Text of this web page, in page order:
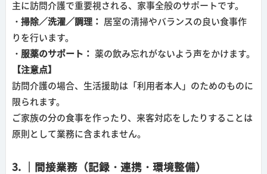
主に訪問介護で重要視される、家事全般のサポートです。
・掃除／洗濯／調理：
居室の清掃やバランスの良い食事作
りを行います。
・服薬のサポート：
薬の飲み忘れがないよう声をかけます。
【注意点】
訪問介護の場合、生活援助は「利用者本人」のためのものに
限られます。
ご家族の分の食事を作ったり、来客対応をしたりすることは
原則として業務に含まれません。
3. ｜間接業務（記録・連携・環境整備）